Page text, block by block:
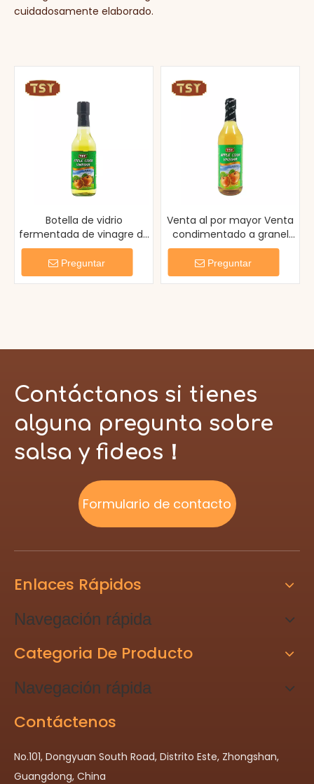
cuidadosamente elaborado.
Botella de vidrio
fermentada de vinagre de
sidra de manzana
afrutado
Preguntar
Venta al por mayor Venta
condimentado a granel
Vinagre de sidra de
manzana amarillo a
granel
Preguntar
Contáctanos si tienes
alguna pregunta sobre
salsa y fideos！
Formulario de contacto
Enlaces Rápidos
Navegación rápida
Categoria De Producto
Navegación rápida
Contáctenos
No.101, Dongyuan South Road, Distrito Este, Zhongshan,
Guangdong, China